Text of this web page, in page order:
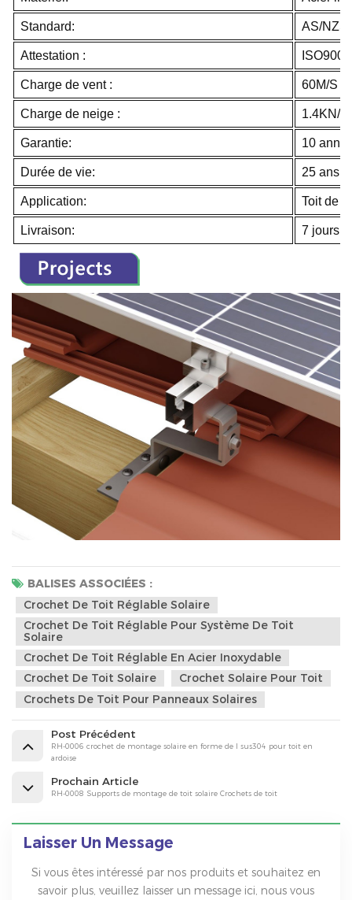
Standard: AS/NZS
Attestation :
Charge de vent : 60M/S
Charge de neige : 1.4KN/
Garantie: 10
Durée de vie: 25 ans
Application: Toit de
Livraison: 7 jours
BALISES ASSOCIÉES :
Crochet De Toit Réglable Solaire
Crochet De Toit Réglable Pour Système De Toit
Solaire
Crochet De Toit Réglable En Acier Inoxydable
Crochet De Toit Solaire
Crochet Solaire Pour Toit
Crochets De Toit Pour Panneaux Solaires
Post Précédent
RH-0006 crochet de montage solaire en forme de l sus304 pour toit en
ardoise
Prochain Article
RH-0008 Supports de montage de toit solaire Crochets de toit
Laisser Un Message
Si vous êtes intéressé par nos produits et souhaitez en
savoir plus, veuillez laisser un message ici, nous vous